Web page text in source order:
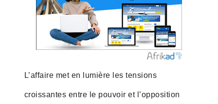
L’affaire met en lumière les tensions
croissantes entre le pouvoir et l’opposition